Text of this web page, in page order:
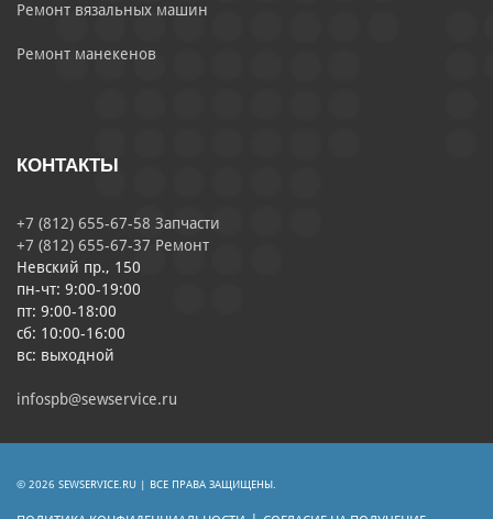
Ремонт вязальных машин
Ремонт манекенов
КОНТАКТЫ
+7 (812) 655-67-58 Запчасти
+7 (812) 655-67-37 Ремонт
Невский пр., 150
пн-чт: 9:00-19:00
пт: 9:00-18:00
сб: 10:00-16:00
вс: выходной
infospb@sewservice.ru
© 2026 SEWSERVICE.RU | ВСЕ ПРАВА ЗАЩИЩЕНЫ.